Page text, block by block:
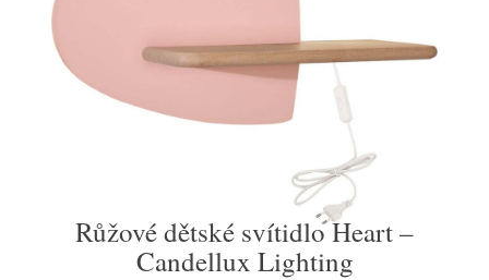
Růžové dětské svítidlo Heart –
Candellux Lighting